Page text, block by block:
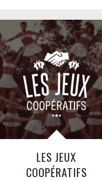
LES JEUX
COOPÉRATIFS